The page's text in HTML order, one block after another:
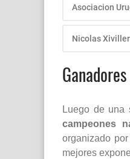
Asociacion
Nicolas Xiviller
Luego de una
campeones
organizado
mejores